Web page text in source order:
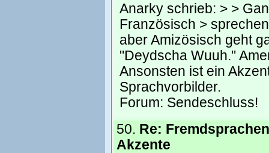
Anarky schrieb: > >
Französisch >
aber Amizösisch geht
"Deydscha Wuuh."
Ansonsten ist ein
Sprachvorbilder.
Forum: Sendeschluss!
50. Re:
Akzente